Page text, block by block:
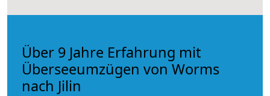
Über 9 Jahre Erfahrung mit
Überseeumzügen von Worms
nach Jilin